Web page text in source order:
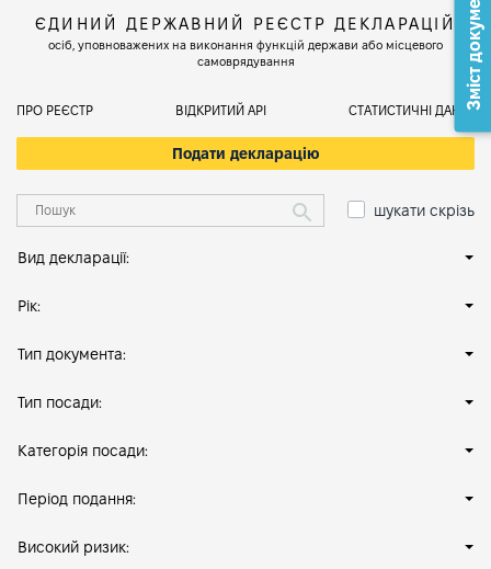
ЄДИНИЙ ДЕРЖАВНИЙ РЕЄСТР ДЕКЛАРАЦІЙ
осіб, уповноважених на виконання функцій держави або місцевого
самоврядування
ПРО РЕЄСТР ВІДКРИТИЙ АРІ СТАТИСТИЧНІ ДАНІ
Подати декларацію
шукати скрізь
Вид декларації:
Рік:
Тип документа:
Тип посади:
Категорія посади:
Період подання:
Високий ризик:
Зміст документа